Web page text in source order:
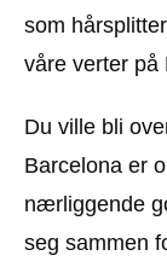
som
våre verter på
Du ville bli
Barcelona er
nærliggende
seg sammen